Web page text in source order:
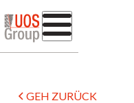
GEH ZURÜCK